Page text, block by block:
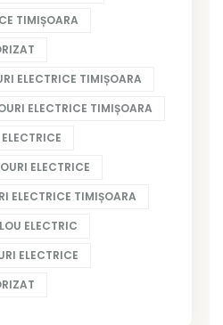
TIMIȘOARA
ELECTRICE TIMIȘOARA
ELECTRICE TIMIȘOARA
ELECTRICE
ELECTRICE TIMIȘOARA
ELECTRIC
ELECTRICE